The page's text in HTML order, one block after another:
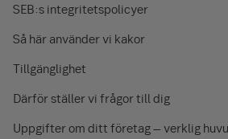
SEB:s integritetspolicyer
Så här använder vi kakor
Tillgänglighet
Därför ställer vi frågor till dig
Uppgifter om ditt företag – verklig